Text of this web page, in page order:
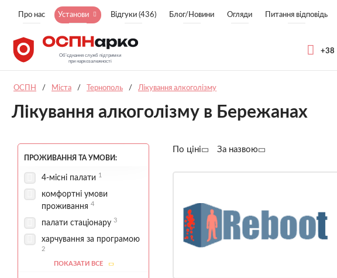
Про нас Установи Відгуки (436) Блог/Новини Огляди Питання відповідь
+38
ОСПН / Міста / Тернополь / Лікування алкоголізму
Лікування алкоголізму в Бережанах
ПРОЖИВАННЯ ТА УМОВИ:
4-місні палати 1
комфортні умови
проживання 4
палати стаціонару 3
харчування за програмою
2
спортивні зони1
ПОКАЗАТИ ВСЕ
По ціні За назвою